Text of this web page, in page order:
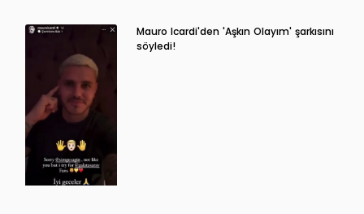
Mauro Icardi'den 'Aşkın Olayım' şarkısını
söyledi!